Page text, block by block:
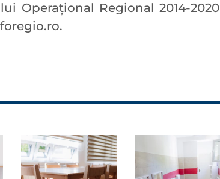
Operaţional Regional 2014-2020